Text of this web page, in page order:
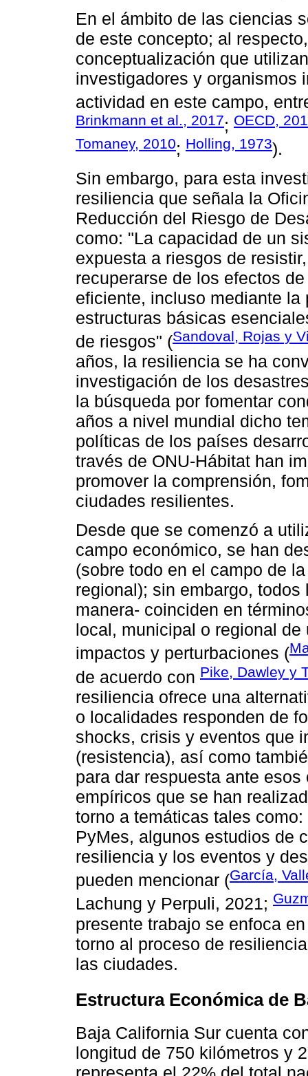
En el ámbito de las ciencias
de este concepto; al
conceptualización que
investigadores y organismos
actividad en este campo,
Brinkmann et al., 2017; OECD,
Tomaney, 2010; Holling, 1973).
Sin embargo, para esta
resiliencia que señala la
Reducción del Riesgo de
como: "La capacidad de un
expuesta a riesgos de
recuperarse de los efectos
eficiente, incluso mediante
estructuras básicas
de riesgos" (Sandoval, Rojas y
años, la resiliencia se ha
investigación de los
la búsqueda por fomentar
años a nivel mundial dicho
políticas de los países
través de ONU-Hábitat han
promover la comprensión,
ciudades resilientes.
Desde que se comenzó a
campo económico, se han
(sobre todo en el campo de
regional); sin embargo,
manera- coinciden en
local, municipal o regional
impactos y perturbaciones (
de acuerdo con Pike, Dawley y
resiliencia ofrece una
o localidades responden de
shocks, crisis y eventos que
(resistencia), así como
para dar respuesta ante
empíricos que se han
torno a temáticas tales
PyMes, algunos estudios de
resiliencia y los eventos y
pueden mencionar (García,
Lachung y Perpuli, 2021;
presente trabajo se enfoca
torno al proceso de
las ciudades.
Estructura Económica de
Baja California Sur cuenta
longitud de 750 kilómetros y